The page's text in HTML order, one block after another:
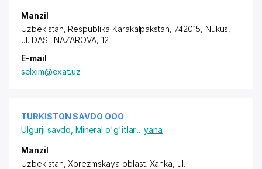
Manzil
Uzbekistan, Respublika Karakalpakstan, 742015, Nukus,
ul. DASHNAZAROVA, 12
E-mail
selxim@exat.uz
TURKISTON SAVDO ООО
Ulgurji savdo ,Mineral o'g'itlar... yana
Manzil
Uzbekistan, Xorezmskaya oblast, Xanka, ul.